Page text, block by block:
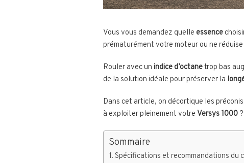
Vous vous demandez quelle essence
prématurément votre moteur ou ne
Rouler avec un indice d’octanetrop bas
de la solution idéale pour préserver la
Dans cet article, on décortique les
à exploiter pleinement votre Versys 1000
Sommaire
Spécifications et recommandations du